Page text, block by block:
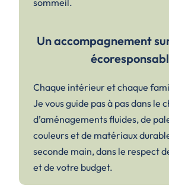
Un accompagnement
Chaque intérieur et chaque
Je vous guide pas à pas dans le
d’aménagements fluides, de
couleurs et de matériaux
seconde main, dans le respect
et de votre budget.